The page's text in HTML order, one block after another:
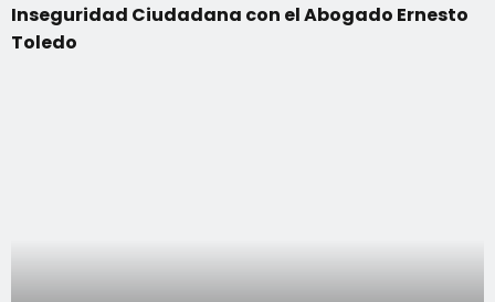
Inseguridad Ciudadana con el Abogado Ernesto
Toledo